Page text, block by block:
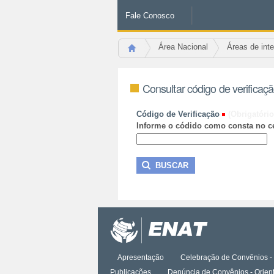
Fale Conosco
Área Nacional Áreas de
Consultar código de
Código de Verificação
Informe o códido como consta no
Apresentação Celebração de Convênios
Publicações
Denúncia de Convênios -